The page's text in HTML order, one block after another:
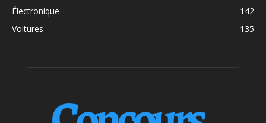
Électronique
142
Voitures
135